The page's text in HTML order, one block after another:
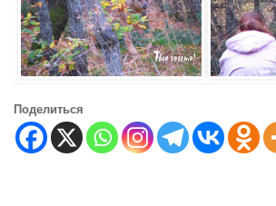
Поделиться